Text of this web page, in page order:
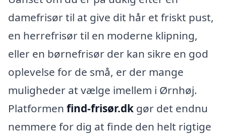
damefrisør til at give dit hår et friskt pust,
en herrefrisør til en moderne klipning,
eller en børnefrisør der kan sikre en god
oplevelse for de små, er der mange
muligheder at vælge imellem i Ørnhøj.
Platformen find-frisør.dk gør det endnu
nemmere for dig at finde den helt rigtige